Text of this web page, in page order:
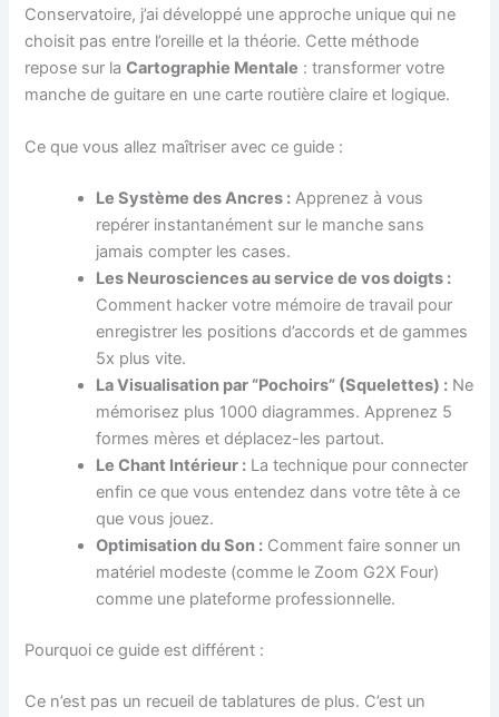
Conservatoire, j’ai développé une approche unique qui ne
choisit pas entre l’oreille et la théorie. Cette méthode
repose sur laCartographie Mentale : transformer votre
manche de guitare en une carte routière claire et logique.
Ce que vous allez maîtriser avec ce guide :
Le Système des Ancres : Apprenez à vous
repérer instantanément sur le manche sans
jamais compter les cases.
Les Neurosciences au service de vos doigts :
Comment hacker votre mémoire de travail pour
enregistrer les positions d’accords et de gammes
5x plus vite.
La Visualisation par “Pochoirs” (Squelettes) : Ne
mémorisez plus 1000 diagrammes. Apprenez 5
formes mères et déplacez-les partout.
Le Chant Intérieur : La technique pour connecter
enfin ce que vous entendez dans votre tête à ce
que vous jouez.
Optimisation du Son : Comment faire sonner un
matériel modeste (comme le Zoom G2X Four)
comme une plateforme professionnelle.
Pourquoi ce guide est différent :
Ce n’est pas un recueil de tablatures de plus. C’est un